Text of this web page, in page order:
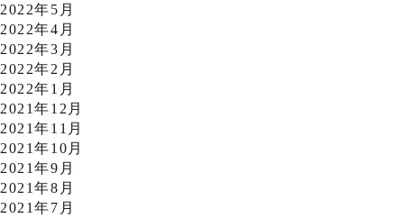
2022年5月
2022年4月
2022年3月
2022年2月
2022年1月
2021年12月
2021年11月
2021年10月
2021年9月
2021年8月
2021年7月